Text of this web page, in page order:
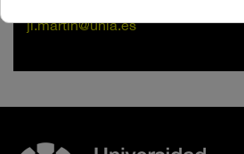
ji.martin@unia.es